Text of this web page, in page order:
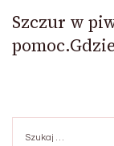
Szczur w